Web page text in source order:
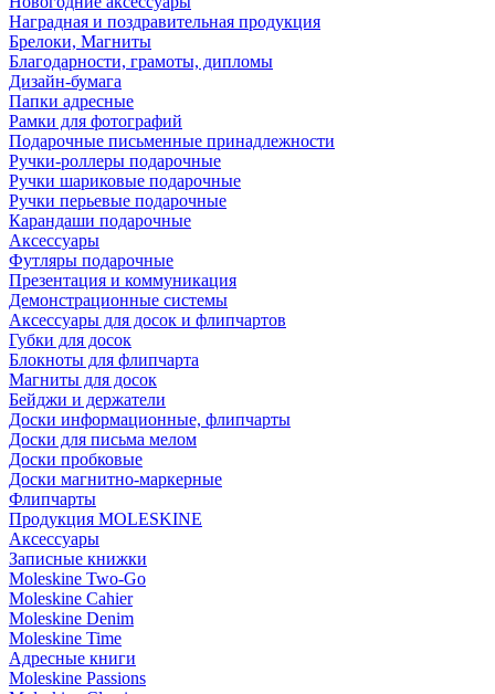
Наградная и поздравительная продукция
Брелоки, Магниты
Благодарности, грамоты, дипломы
Дизайн-бумага
Папки адресные
Рамки для фотографий
Подарочные письменные принадлежности
Ручки-роллеры подарочные
Ручки шариковые подарочные
Ручки перьевые подарочные
Карандаши подарочные
Аксессуары
Футляры подарочные
Презентация и коммуникация
Демонстрационные системы
Аксессуары для досок и флипчартов
Губки для досок
Блокноты для флипчарта
Магниты для досок
Бейджи и держатели
Доски информационные, флипчарты
Доски для письма мелом
Доски пробковые
Доски магнитно-маркерные
Флипчарты
Продукция MOLESKINE
Аксессуары
Записные книжки
Moleskine Two-Go
Moleskine Cahier
Moleskine Denim
Moleskine Time
Адресные книги
Moleskine Passions